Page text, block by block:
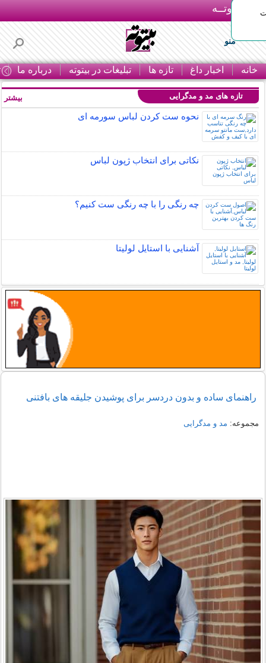
بـیتوتــه
منو
خانه اخبار داغ تازه ها تبلیغات در بیتوته درباره ما
تازه های مد و مدگرایی
نحوه ست کردن لباس سورمه ای
نکاتی برای انتخاب ژپون لباس
چه رنگی را با چه رنگی ست کنیم؟
آشنایی با استایل لولیتا
بیشتر
راهنمای ساده و بدون دردسر برای پوشیدن جلیقه های بافتنی
مجموعه: مد و مدگرایی